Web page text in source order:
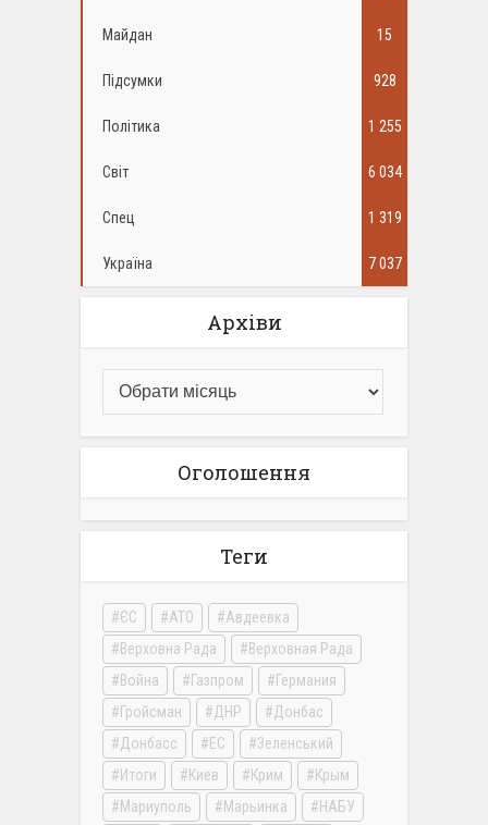
Майдан 15
Підсумки 928
Політика 1 255
Світ 6 034
Спец 1 319
Україна 7 037
Архіви
Оголошення
Теги
ЄС АТО
Авдеевка
Верховна Рада
Верховная Рада
Война
Газпром
Германия
Гройсман
ДНР
Донбас
Донбасс
ЕС
Зеленський
Итоги
Киев Крим
Крым
Мариуполь
Марьинка НАБУ